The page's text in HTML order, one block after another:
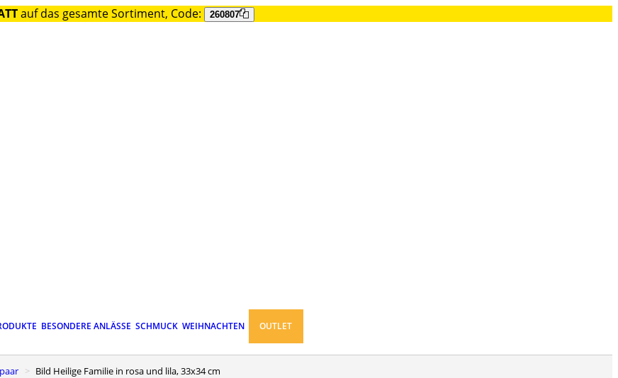
auf das gesamte Sortiment, Code: 260807
BESONDERE ANLÄSSE SCHMUCK WEIHNACHTEN OUTLET
Bild Heilige Familie in rosa und lila, 33x34 cm